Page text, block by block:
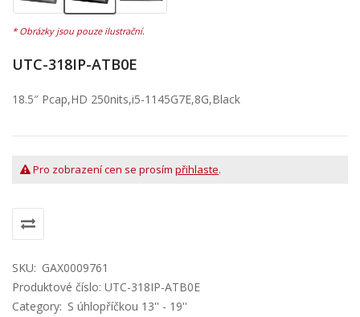
UTC-318IP-ATB0E
18.5″ Pcap,HD 250nits,i5-1145G7E,8G,Black
Pro zobrazení cen se prosím přihlaste.
SKU: GAX0009761
Produktové číslo: UTC-318IP-ATB0E
Category: S úhlopříčkou 13'' - 19''